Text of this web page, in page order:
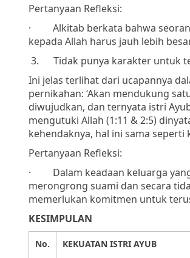
Pertanyaan Refleksi:
·
Alkitab berkata bahwa
kepada Allah harus jauh lebih
3.
Tidak punya karakter untuk
Ini jelas terlihat dari ucapannya
pernikahan: ‘Akan mendukung
diwujudkan, dan ternyata istri
mengutuki Allah (1:11 & 2:5)
kehendaknya, hal ini sama seperti
Pertanyaan Refleksi:
·
Dalam keadaan keluarga
merongrong suami dan secara
memerlukan komitmen untuk
KESIMPULAN
No. KEKUATAN ISTRI AYUB